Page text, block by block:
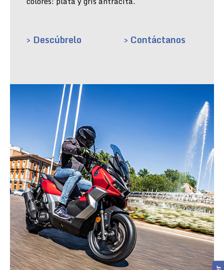
> Descúbrelo > Contáctanos